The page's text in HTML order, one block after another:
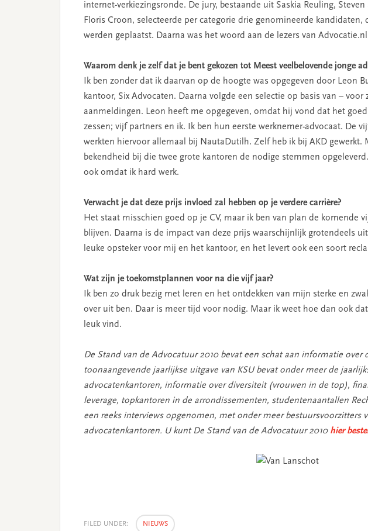
internet-verkiezingsronde. De jury, bestaande uit Saskia Reuling,
Floris Croon, selecteerde per categorie drie genomineerde
werden geplaatst. Daarna was het woord aan de lezers van
Waarom denk je zelf dat je bent gekozen tot Meest veelbelovende jonge
Ik ben zonder dat ik daarvan op de hoogte was opgegeven door Leon
kantoor, Six Advocaten. Daarna volgde een selectie op basis van –
aanmeldingen. Leon heeft me opgegeven, omdat hij vond dat het goed
zessen; vijf partners en ik. Ik ben hun eerste werknemer-advocaat. De
werkten hiervoor allemaal bij NautaDutilh. Zelf heb ik bij AKD gewerkt.
bekendheid bij die twee grote kantoren de nodige stemmen
ook omdat ik hard werk.
Verwacht je dat deze prijs invloed zal hebben op je verdere carrière?
Het staat misschien goed op je CV, maar ik ben van plan de komende
blijven. Daarna is de impact van deze prijs waarschijnlijk grotendeels
leuke opsteker voor mij en het kantoor, en het levert ook een soort
Wat zijn je toekomstplannen voor na die vijf jaar?
Ik ben zo druk bezig met leren en het ontdekken van mijn sterke en
over uit ben. Daar is meer tijd voor nodig. Maar ik weet hoe dan ook
leuk vind.
De Stand van de Advocatuur 2010 bevat een schat aan informatie over
toonaangevende jaarlijkse uitgave van KSU bevat onder meer de
advocatenkantoren, informatie over diversiteit (vrouwen in de top),
leverage, topkantoren in de arrondissementen, studentenaantallen
een reeks interviews opgenomen, met onder meer bestuursvoorzitters
advocatenkantoren. U kunt De Stand van de Advocatuur 2010 hier
FILED UNDER: NIEUWS